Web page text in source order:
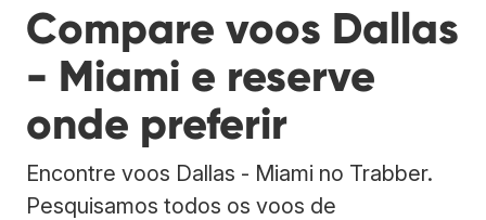
Compare voos Dallas
- Miami e reserve
onde preferir
Encontre voos Dallas - Miami no Trabber.
Pesquisamos todos os voos de